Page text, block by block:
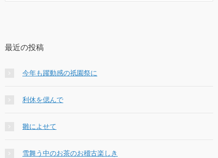
最近の投稿
今年も躍動感の祇園祭に
利休を偲んで
雛によせて
雪舞う中のお茶のお稽古楽しき